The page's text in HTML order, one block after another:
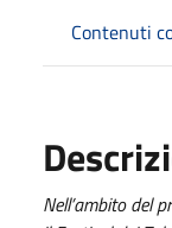
Contenuti
Nell’ambito del